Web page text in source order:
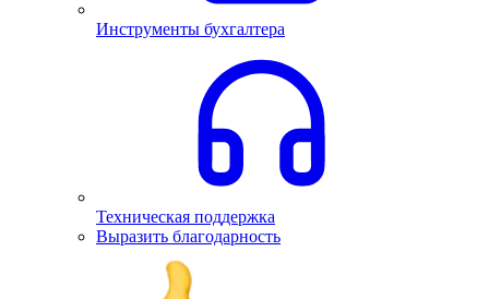
Инструменты бухгалтера
Техническая поддержка
Выразить благодарность